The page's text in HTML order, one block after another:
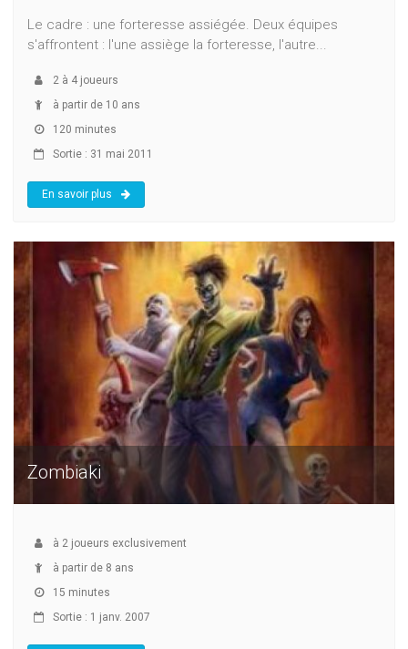
Le cadre : une forteresse assiégée. Deux équipes
s'affrontent : l'une assiège la forteresse, l'autre...
2 à 4 joueurs
à partir de 10 ans
120 minutes
Sortie : 31 mai 2011
En savoir plus
Zombiaki
à 2 joueurs exclusivement
à partir de 8 ans
15 minutes
Sortie : 1 janv. 2007